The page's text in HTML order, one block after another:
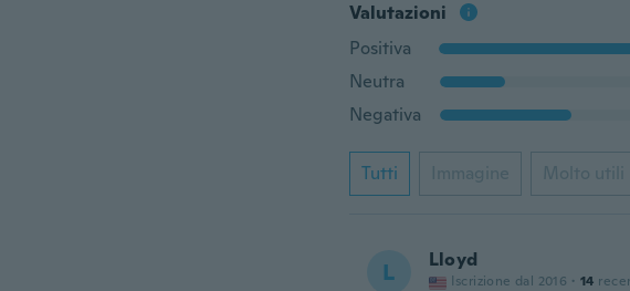
Valutazioni
Positiva
Neutra
Negativa
Tutti Immagine Molto utili
L Lloyd
Iscrizione dal 2016 · 14